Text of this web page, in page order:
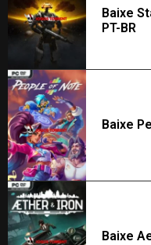
Baixe
PT-BR
Baixe
Baixe